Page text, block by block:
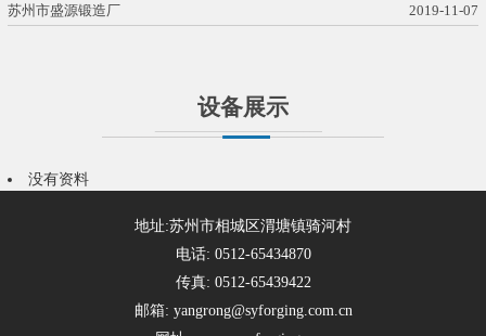
苏州市盛源锻造厂 2019-11-07
设备展示
没有资料
地址:苏州市相城区渭塘镇骑河村
电话: 0512-65434870
传真: 0512-65439422
邮箱: yangrong@syforging.com.cn